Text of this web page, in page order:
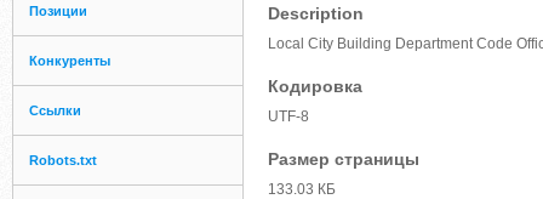
Позиции
Конкуренты
Ссылки
Robots.txt
Description
Local City Building Department Code
Кодировка
UTF-8
Размер страницы
133.03 КБ